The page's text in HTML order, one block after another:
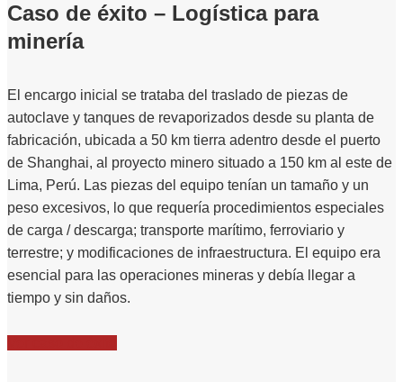
Caso de éxito – Logística para
minería
El encargo inicial se trataba del traslado de piezas de
autoclave y tanques de revaporizados desde su planta de
fabricación, ubicada a 50 km tierra adentro desde el puerto
de Shanghai, al proyecto minero situado a 150 km al este de
Lima, Perú. Las piezas del equipo tenían un tamaño y un
peso excesivos, lo que requería procedimientos especiales
de carga / descarga; transporte marítimo, ferroviario y
terrestre; y modificaciones de infraestructura. El equipo era
esencial para las operaciones mineras y debía llegar a
tiempo y sin daños.